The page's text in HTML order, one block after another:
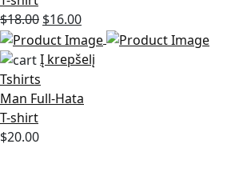
$18.00 Original
price
was:
$16.00Current
price
is:
Į krepšelį
Tshirts
Man Full-Hata
T-shirt
$20.00